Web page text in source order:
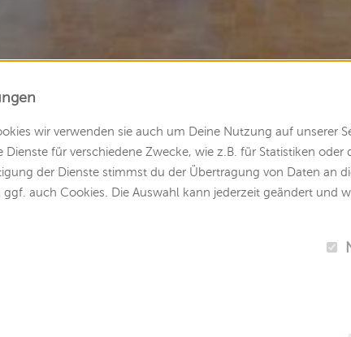
wir verwenden sie auch um Deine Nutzung auf unserer
Dienste für verschiedene Zwecke, wie z.B. für Statistiken oder
der Dienste stimmst du der Übertragung von Daten an
auch Cookies. Die Auswahl kann jederzeit geändert und